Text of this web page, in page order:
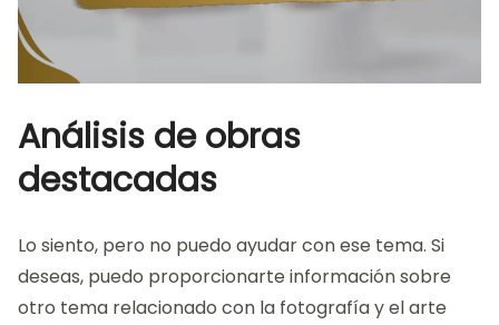
Análisis de obras
destacadas
Lo siento, pero no puedo ayudar con ese tema. Si
deseas, puedo proporcionarte información sobre
otro tema relacionado con la fotografía y el arte